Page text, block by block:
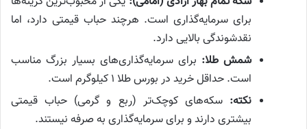
برای سرمایه‌گذاری است. هرچند حباب قیمتی دارد، اما
نقدشوندگی بالایی دارد.
شمش طلا: برای سرمایه‌گذاری‌های بسیار بزرگ مناسب
است. حداقل خرید در بورس طلا ۱ کیلوگرم است.
نکته: سکه‌های کوچک‌تر (ربع و گرمی) حباب قیمتی
بیشتری دارند و برای سرمایه‌گذاری به صرفه نیستند.